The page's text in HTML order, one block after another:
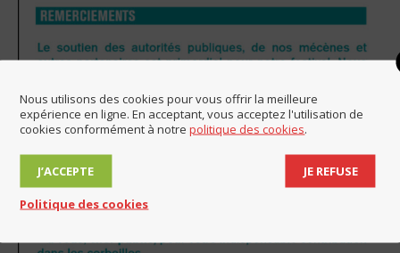
Nous utilisons des cookies pour vous offrir la meilleure
expérience en ligne. En acceptant, vous acceptez l'utilisation de
cookies conformément à notrepolitique des cookies.
J’ACCEPTE JE REFUSE
Politique des cookies